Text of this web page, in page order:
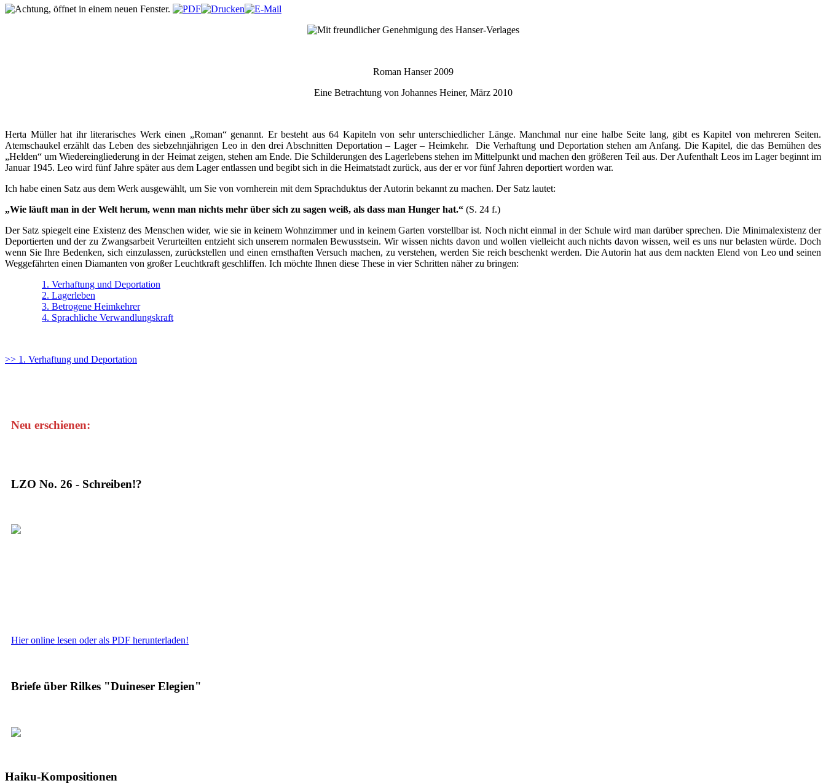
Roman Hanser 2009
Eine Betrachtung von Johannes Heiner, März 2010
Herta Müller hat ihr literarisches Werk einen „Roman“ genannt. Er besteht aus 64 Kapiteln von sehr unterschiedlicher Länge. Manchmal nur eine halbe Seite lang, gibt es Kapitel von mehreren Seiten.
Atemschaukel erzählt das Leben des siebzehnjährigen Leo in den drei Abschnitten Deportation – Lager – Heimkehr. Die Verhaftung und Deportation stehen am Anfang. Die Kapitel, die das Bemühen des
„Helden“ um Wiedereingliederung in der Heimat zeigen, stehen am Ende. Die Schilderungen des Lagerlebens stehen im Mittelpunkt und machen den größeren Teil aus. Der Aufenthalt Leos im Lager beginnt im
Januar 1945. Leo wird fünf Jahre später aus dem Lager entlassen und begibt sich in die Heimatstadt zurück, aus der er vor fünf Jahren deportiert worden war.
Ich habe einen Satz aus dem Werk ausgewählt, um Sie von vornherein mit dem Sprachduktus der Autorin bekannt zu machen. Der Satz lautet:
„Wie läuft man in der Welt herum, wenn man nichts mehr über sich zu sagen weiß, als dass man Hunger hat.“ (S. 24 f.)
Der Satz spiegelt eine Existenz des Menschen wider, wie sie in keinem Wohnzimmer und in keinem Garten vorstellbar ist. Noch nicht einmal in der Schule wird man darüber sprechen. Die Minimalexistenz der
Deportierten und der zu Zwangsarbeit Verurteilten entzieht sich unserem normalen Bewusstsein. Wir wissen nichts davon und wollen vielleicht auch nichts davon wissen, weil es uns nur belasten würde. Doch
wenn Sie Ihre Bedenken, sich einzulassen, zurückstellen und einen ernsthaften Versuch machen, zu verstehen, werden Sie reich beschenkt werden. Die Autorin hat aus dem nackten Elend von Leo und seinen
Weggefährten einen Diamanten von großer Leuchtkraft geschliffen. Ich möchte Ihnen diese These in vier Schritten näher zu bringen:
1. Verhaftung und Deportation
2. Lagerleben
3. Betrogene Heimkehrer
4. Sprachliche Verwandlungskraft
>> 1. Verhaftung und Deportation
Neu erschienen:
LZO No. 26 - Schreiben!?
Hier online lesen oder als PDF herunterladen!
Briefe über Rilkes "Duineser Elegien"
Haiku-Kompositionen